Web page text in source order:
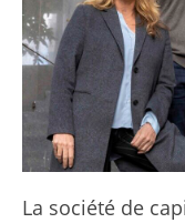
La société de